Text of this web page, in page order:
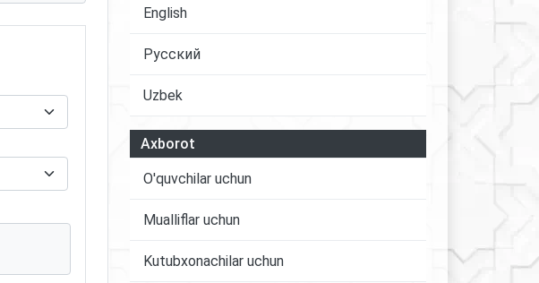
English
Русский
Uzbek
Axborot
O'quvchilar uchun
Mualliflar uchun
Kutubxonachilar uchun